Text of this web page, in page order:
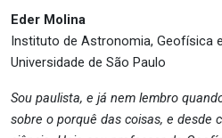
Eder Molina
Instituto de Astronomia, Geofísica
Universidade de São Paulo
Sou paulista, e já nem lembro
sobre o porquê das coisas, e desde